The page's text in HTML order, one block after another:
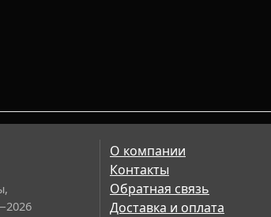
О компании
Контакты
Обратная связь
Доставка и оплата